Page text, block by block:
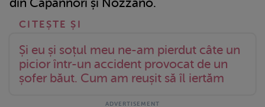
Și eu și soțul meu ne-am pierdut câte un
picior într-un accident provocat de un
șofer băut. Cum am reușit să îl iertăm